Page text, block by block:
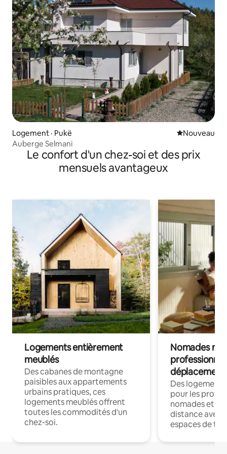
Logement · Pukë Nouvel
Nouveau
Auberge Selmani
Le confort d'un chez-soi et des prix
mensuels avantageux
Logements entièrement
meublés
Des cabanes de montagne
paisibles aux appartements
urbains pratiques, ces
logements meublés offrent
toutes les commodités d'un
chez-soi.
Nomades
déplacement
Des
pour les
nomades et
distance avec
espaces de